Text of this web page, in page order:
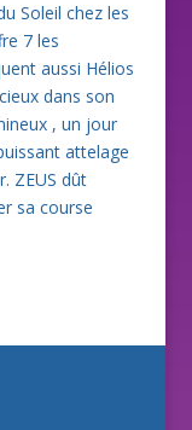
Soleil chez les
7 les
aussi Hélios
dans son
, un jour
attelage
ZEUS dût
sa course